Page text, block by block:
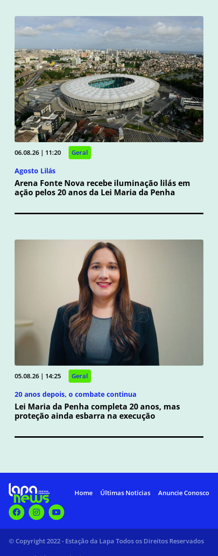
06.08.26 | 11:20 Geral
Agosto Lilás
Arena Fonte Nova recebe iluminação lilás em
ação pelos 20 anos da Lei Maria da Penha
05.08.26 | 14:25 Geral
20 anos depois, o combate continua
Lei Maria da Penha completa 20 anos, mas
proteção ainda esbarra na execução
Home Últimas Notícias Anuncie Conosco
© Copyright 2022 - Estação da Lapa Todos os Direitos Reservados